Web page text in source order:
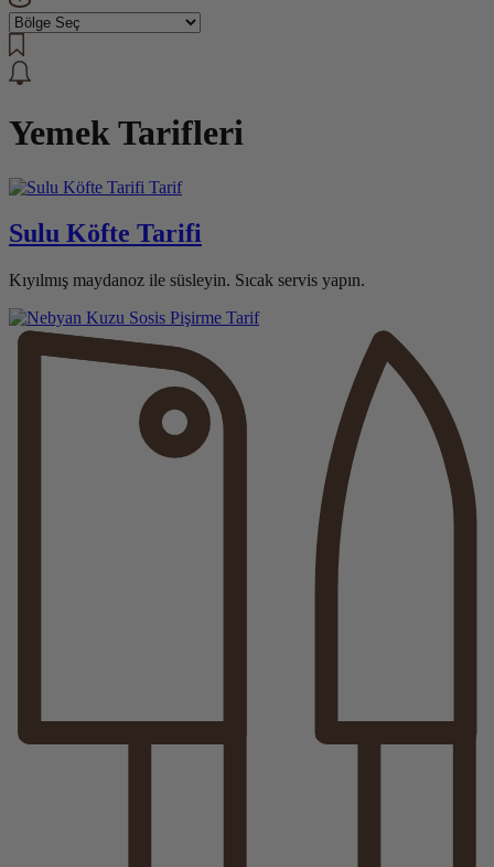
Yemek Tarifleri
Tarif
Sulu Köfte Tarifi
Kıyılmış maydanoz ile süsleyin. Sıcak servis yapın.
Tarif